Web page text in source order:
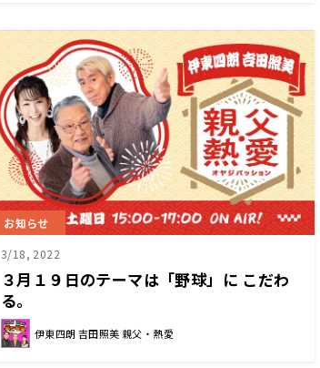
お知らせ
3/18, 2022
３月１９日のテーマは「野球」に こだわ
る。
伊東四朗 吉田照美 親父・熱愛